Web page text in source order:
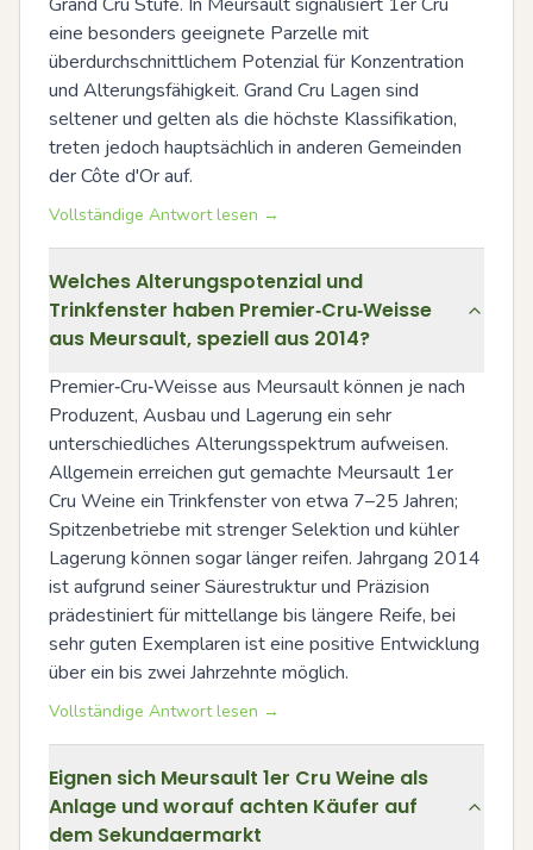
eine besonders geeignete Parzelle mit
überdurchschnittlichem Potenzial für Konzentration
und Alterungsfähigkeit. Grand Cru Lagen sind
seltener und gelten als die höchste Klassifikation,
treten jedoch hauptsächlich in anderen Gemeinden
der Côte d'Or auf.
Vollständige Antwort lesen →
Welches Alterungspotenzial und
Trinkfenster haben Premier‑Cru‑Weisse
aus Meursault, speziell aus 2014?
Premier‑Cru‑Weisse aus Meursault können je nach
Produzent, Ausbau und Lagerung ein sehr
unterschiedliches Alterungsspektrum aufweisen.
Allgemein erreichen gut gemachte Meursault 1er
Cru Weine ein Trinkfenster von etwa 7–25 Jahren;
Spitzenbetriebe mit strenger Selektion und kühler
Lagerung können sogar länger reifen. Jahrgang 2014
ist aufgrund seiner Säurestruktur und Präzision
prädestiniert für mittellange bis längere Reife, bei
sehr guten Exemplaren ist eine positive Entwicklung
über ein bis zwei Jahrzehnte möglich.
Vollständige Antwort lesen →
Eignen sich Meursault 1er Cru Weine als
Anlage und worauf achten Käufer auf
dem Sekundaermarkt